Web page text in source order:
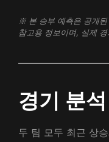
※ 본 승부 예측은 공개
참고용 정보이며, 실제
경기 분
두 팀 모두 최근 상